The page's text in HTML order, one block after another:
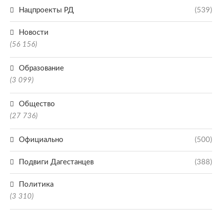
Нацпроекты РД (539)
Новости
(56 156)
Образование
(3 099)
Общество
(27 736)
Официально (500)
Подвиги Дагестанцев (388)
Политика
(3 310)